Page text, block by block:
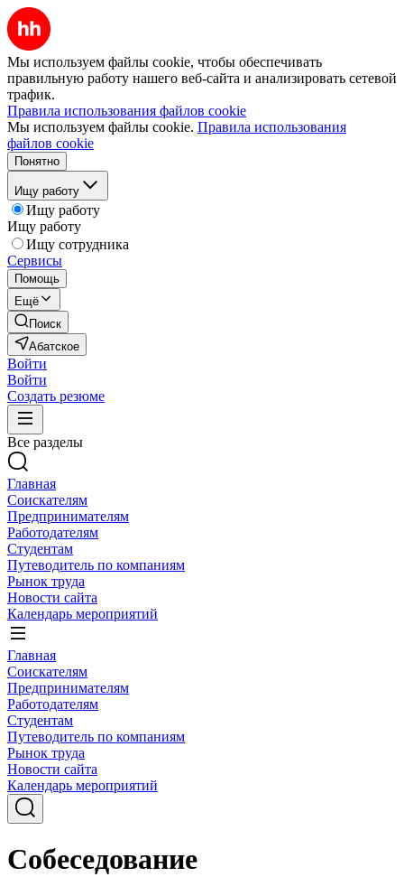
Мы используем файлы cookie, чтобы обеспечивать
правильную работу нашего веб-сайта и анализировать сетевой
трафик.
Правила использования файлов cookie
Мы используем файлы cookie. Правила использования
файлов cookie
Понятно
Ищу работу
Ищу работу
Ищу работу
Ищу сотрудника
Сервисы
Помощь
Ещё
Поиск
Абатское
Войти
Войти
Создать резюме
Все разделы
Главная
Соискателям
Предпринимателям
Работодателям
Студентам
Путеводитель по компаниям
Рынок труда
Новости сайта
Календарь мероприятий
Главная
Соискателям
Предпринимателям
Работодателям
Студентам
Путеводитель по компаниям
Рынок труда
Новости сайта
Календарь мероприятий
Собеседование